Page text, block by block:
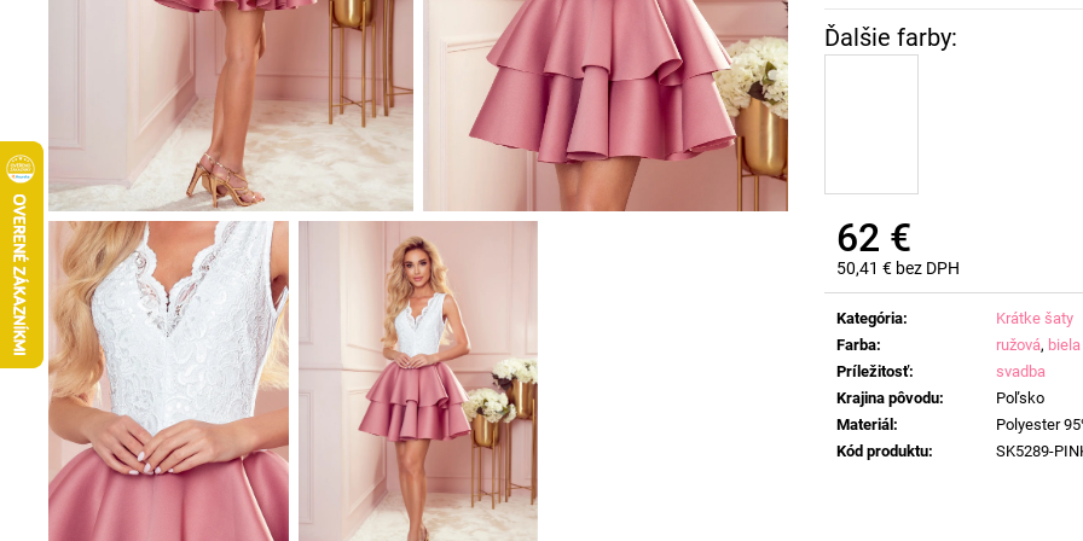
62 €
50,41 € bez DPH
Jednotková
cena:
Kategória:
Krátke šaty
Farba: ružová, biela
Príležitosť:
svadba
Krajina pôvodu:
Poľsko
Materiál:
Polyester
Kód produktu: SK5289-